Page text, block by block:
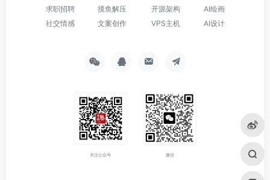
求职招聘
社交情感
摸鱼解压
文案创作
开源架构
VPS主机
AI绘画
AI设计
关注公众号 微信